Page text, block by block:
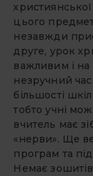
цього
незавжди
друге, урок
важливим і
незручний
більшості
тобто учні
вчитель має
«нерви». Ще
програм та
Немає